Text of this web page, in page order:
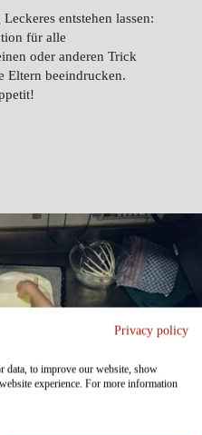
entstehen lassen:
für alle
oder anderen Trick
Eltern beeindrucken.
Privacy policy
data, to improve our website, show
experience. For more information